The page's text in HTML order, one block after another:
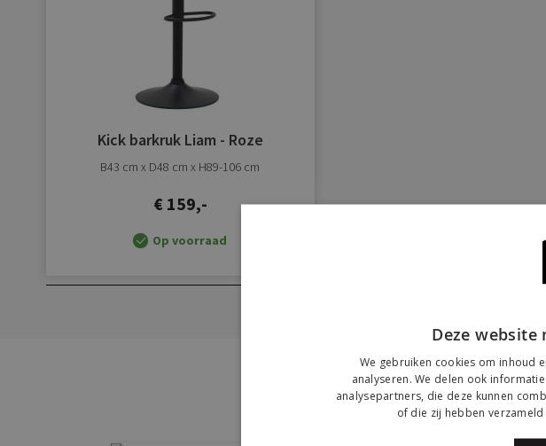
Kick barkruk Liam - Roze
B43 cm x D48 cm x H89-106 cm
€ 159,-
Op voorraad
Ontdek Kick
Inspireer anderen door
Deze website
We gebruiken cookies om inhoud
analyseren. We delen ook
analysepartners, die deze kunnen
of die zij hebben